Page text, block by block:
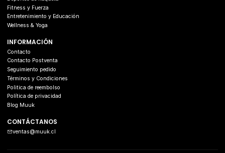
Fitness y Fuerza
Entretenimiento y Educación
Wellness & Yoga
INFORMACIÓN
Contacto
Contacto Postventa
Seguimiento pedido
Términos y Condiciones
Politica de reembolso
Política de privacidad
Blog Muuk
CONTÁCTANOS
ventas@muuk.cl